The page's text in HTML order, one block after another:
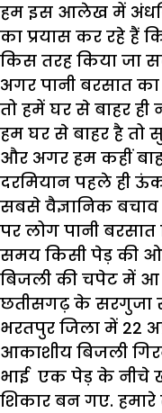
हम इस आलेख में
का प्रयास कर रहे हैं
किस तरह किया जा
अगर पानी बरसात
तो हमें घर से बाहर
हम घर से बाहर है तो
और अगर हम कहीं
दरमियान पहले ही
सबसे वैज्ञानिक
पर लोग पानी
समय किसी पेड़ की
बिजली की चपेट में आ
छतीसगढ़ के सरगुजा
भरतपुर जिला में 22
आकाशीय बिजली
भाई एक पेड़ के नीचे
शिकार बन गए. हमारे